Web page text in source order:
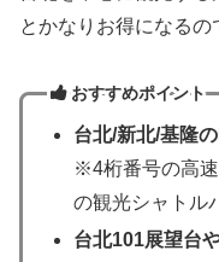
とかなりお得になるの
おすすめポイント
台北/新北/基隆
※4桁番号の高
の観光シャトル
台北101展望台